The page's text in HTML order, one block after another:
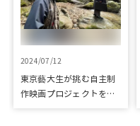
2024/07/12
東京藝大生が挑む自主制
作映画プロジェクトをク